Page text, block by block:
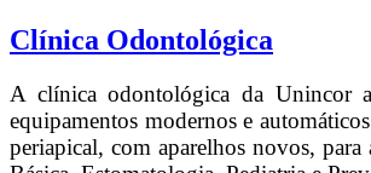
Clínica Odontológica
A clínica odontológica da Unincor
equipamentos modernos e
periapical, com aparelhos novos,